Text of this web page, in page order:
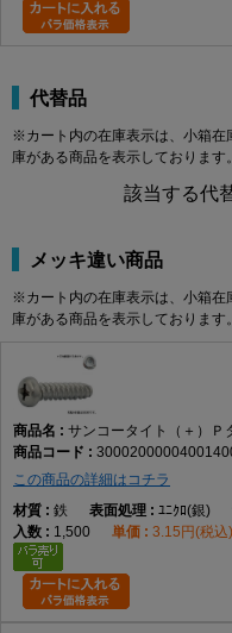
代替品
※カート内の在庫表示は、小箱
庫がある商品を表示しております。
該当する代
メッキ違い商品
※カート内の在庫表示は、小箱
庫がある商品を表示しております。
サンコータイト（＋）Ｐ
この商品の詳細はコチラ
鉄
ﾕﾆｸﾛ(銀)
1,500
3.15円(税込)